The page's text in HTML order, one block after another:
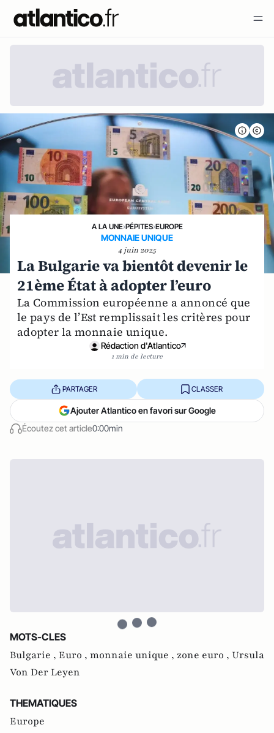
A LA UNE›PÉPITES›EUROPE
MONNAIE UNIQUE
4 juin 2025
La Bulgarie va bientôt devenir le
21ème État à adopter l’euro
La Commission européenne a annoncé que
le pays de l’Est remplissait les critères pour
adopter la monnaie unique.
Rédaction d'Atlantico
1 min de lecture
Écoutez cet article0:00min
PARTAGER CLASSER
Ajouter Atlantico en favori sur Google
MOTS-CLES
Bulgarie , Euro , monnaie unique , zone euro , Ursula
Von Der Leyen
THEMATIQUES
Europe